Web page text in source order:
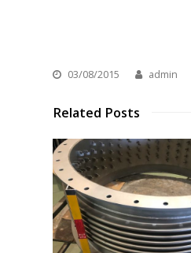
03/08/2015 admin
Related Posts